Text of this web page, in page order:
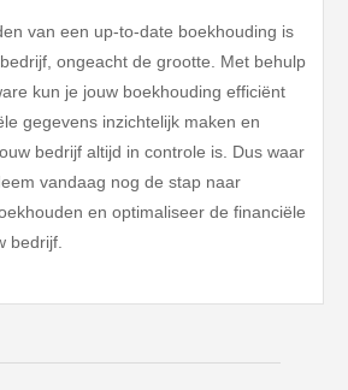
van een up-to-date boekhouding is
ongeacht de grootte. Met behulp
kun je jouw boekhouding efficiënt
gegevens inzichtelijk maken en
bedrijf altijd in controle is. Dus waar
vandaag nog de stap naar
en optimaliseer de financiële
bedrijf.